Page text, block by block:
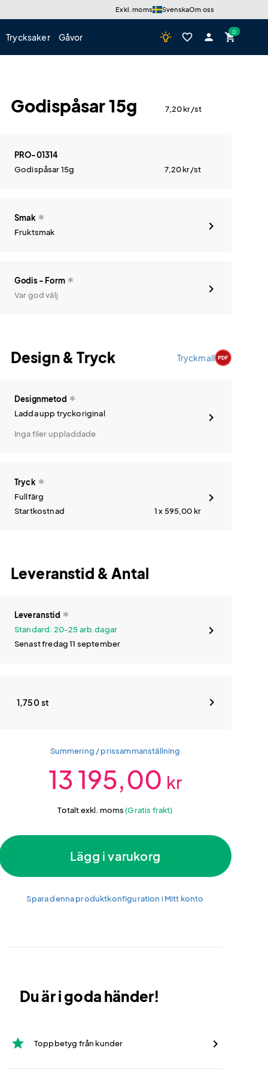
Exkl. moms SvenskaOm oss
Trycksaker Gåvor wb_incandescent favorite_border person shopping_cart
Godispåsar 15g 7,20kr/st
PRO-01314
Godispåsar 15g
7,20kr/st
Smak
Fruktsmak
Godis - Form
Var god välj
Design & Tryck Tryckmall
Designmetod
Ladda upp tryckoriginal
Inga filer uppladdade
Tryck
Fullfärg
Startkostnad
1 x 595,00 kr
Leveranstid & Antal
Leveranstid
Standard: 20-25 arb.dagar
Senast fredag 11 september
1,750 st
Summering / prissammanställning
13 195,00 kr
Totalt exkl. moms(Gratis frakt)
Lägg i varukorg
Spara denna produktkonfiguration i Mitt konto
Du är i goda händer!
star Toppbetyg från kunder